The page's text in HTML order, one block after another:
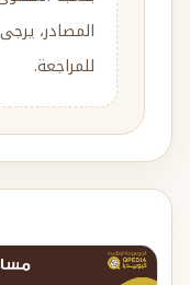
المصادر،
للمراجعة.